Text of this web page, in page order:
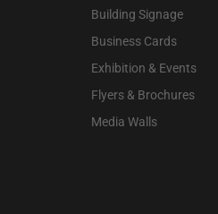
Building Signage
Business Cards
Exhibition & Events
Flyers & Brochures
Media Walls